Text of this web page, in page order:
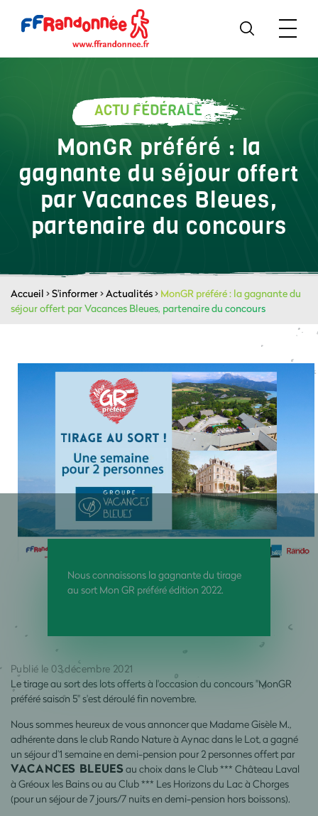
ACTU FÉDÉRALE
MonGR préféré : la
gagnante du séjour offert
par Vacances Bleues,
partenaire du concours
Accueil >S'informer>Actualités> MonGR préféré : la gagnante du
séjour offert par Vacances Bleues, partenaire du concours
Nous connaissons la gagnante du tirage
au sort Mon GR préféré édition 2022.
Publié le 03 décembre 2021
Le tirage au sort des lots offerts à l'occasion du concours "MonGR
préféré saison 5" s'est déroulé fin novembre.
Nous sommes heureux de vous annoncer que Madame Gisèle M.,
adhérente dans le club Rando Nature à Aynac dans le Lot, a gagné
un séjour d’1 semaine en demi-pension pour 2 personnes offert par
VACANCES BLEUESau choix dans le Club *** Château Laval
à Gréoux les Bains ou au Club *** Les Horizons du Lac à Chorges
(pour un séjour de 7 jours/7 nuits en demi-pension hors boissons).